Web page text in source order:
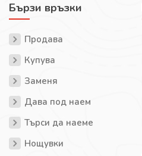
Бързи връзки
Продава
Купува
Заменя
Дава под наем
Търси да наеме
Нощувки